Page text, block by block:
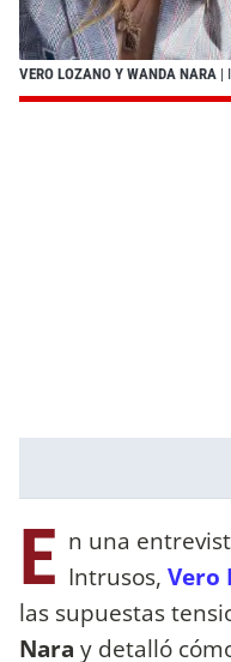
VERO LOZANO Y WANDA NARA |
E n una
Intrusos, Vero
las supuestas
Nara y detalló